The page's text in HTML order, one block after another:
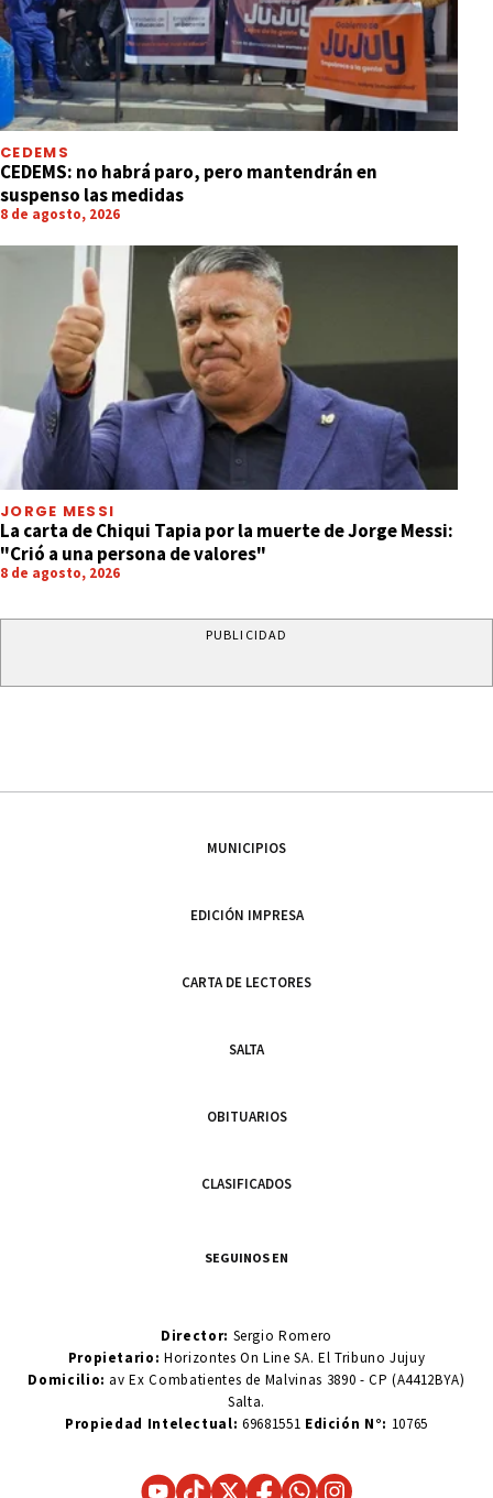
CEDEMS
CEDEMS: no habrá paro, pero mantendrán en
suspenso las medidas
8 de agosto, 2026
JORGE MESSI
La carta de Chiqui Tapia por la muerte de Jorge Messi:
"Crió a una persona de valores"
8 de agosto, 2026
PUBLICIDAD
MUNICIPIOS
EDICIÓN IMPRESA
CARTA DE LECTORES
SALTA
OBITUARIOS
CLASIFICADOS
SEGUINOS EN
Director: Sergio Romero
Propietario:Horizontes On Line SA. El Tribuno Jujuy
Domicilio: av Ex Combatientes de Malvinas 3890 - CP (A4412BYA)
Salta.
Propiedad Intelectual: 69681551 Edición N°: 10765